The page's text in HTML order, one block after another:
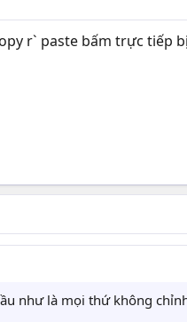
r` paste bấm trực tiếp
như là mọi thứ không